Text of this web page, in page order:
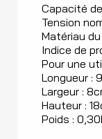
Capacité
Tension
Matériau
Indice de
Pour une
Longueur :
Largeur :
Hauteur :
Poids :